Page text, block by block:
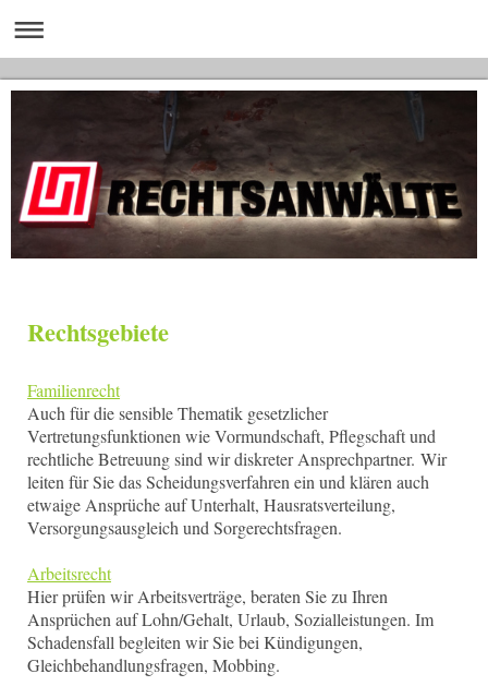
Rechtsgebiete
Familienrecht
Auch für die sensible Thematik gesetzlicher
Vertretungsfunktionen wie Vormundschaft, Pflegschaft und
rechtliche Betreuung sind wir diskreter Ansprechpartner. Wir
leiten für Sie das Scheidungsverfahren ein und klären auch
etwaige Ansprüche auf Unterhalt, Hausratsverteilung,
Versorgungsausgleich und Sorgerechtsfragen.
Arbeitsrecht
Hier prüfen wir Arbeitsverträge, beraten Sie zu Ihren
Ansprüchen auf Lohn/Gehalt, Urlaub, Sozialleistungen. Im
Schadensfall begleiten wir Sie bei Kündigungen,
Gleichbehandlungsfragen, Mobbing.